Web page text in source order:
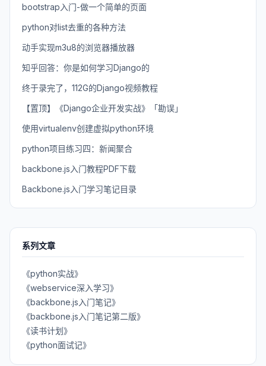
bootstrap入门-做一个简单的页面
python对list去重的各种方法
动手实现m3u8的浏览器播放器
知乎回答：你是如何学习Django的
终于录完了，112G的Django视频教程
【置顶】《Django企业开发实战》「勘误」
使用virtualenv创建虚拟python环境
python项目练习四：新闻聚合
backbone.js入门教程PDF下载
Backbone.js入门学习笔记目录
系列文章
《python实战》
《webservice深入学习》
《backbone.js入门笔记》
《backbone.js入门笔记第二版》
《读书计划》
《python面试记》